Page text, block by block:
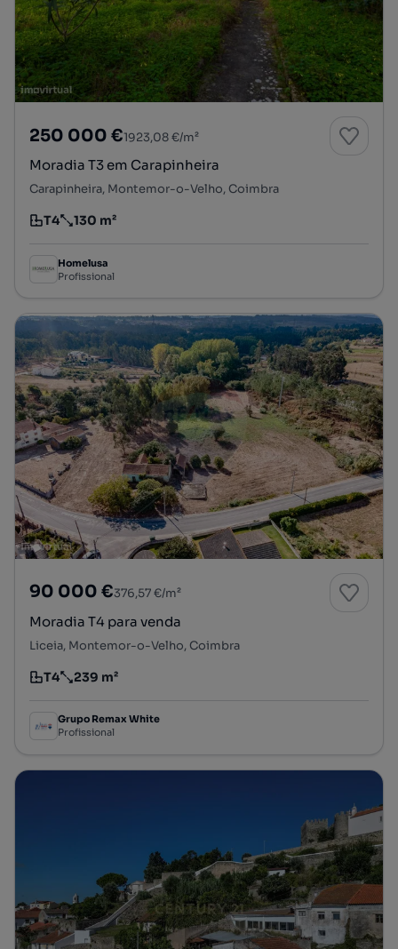
250 000 €1923,08 €/m²
Moradia T3 em Carapinheira
Carapinheira, Montemor-o-Velho, Coimbra
Tipologia
T4
Preço por metro quadrado
130 m²
Homelusa
Profissional
90 000 €376,57 €/m²
Moradia T4 para venda
Liceia, Montemor-o-Velho, Coimbra
Tipologia
T4
Preço por metro quadrado
239 m²
Grupo Remax White
Profissional